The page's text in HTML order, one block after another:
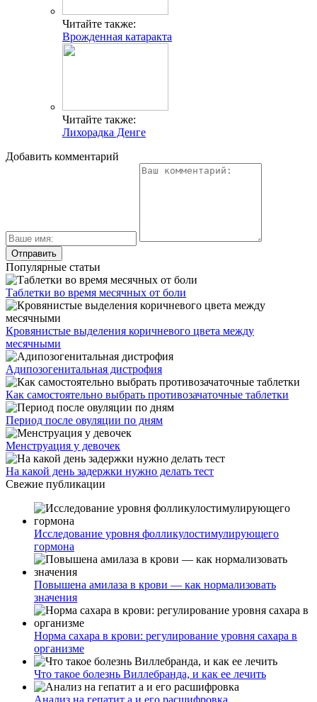
Читайте также:
Врожденная катаракта
Читайте также:
Лихорадка Денге
Добавить комментарий
Популярные статьи
Таблетки во время месячных от боли
Кровянистые выделения коричневого цвета между
месячными
Адипозогенитальная дистрофия
Как самостоятельно выбрать противозачаточные таблетки
Период после овуляции по дням
Менструация у девочек
На какой день задержки нужно делать тест
Свежие публикации
Исследование уровня фолликулостимулирующего
гормона
Повышена амилаза в крови — как нормализовать
значения
Норма сахара в крови: регулирование уровня сахара в
организме
Что такое болезнь Виллебранда, и как ее лечить
Анализ на гепатит а и его расшифровка